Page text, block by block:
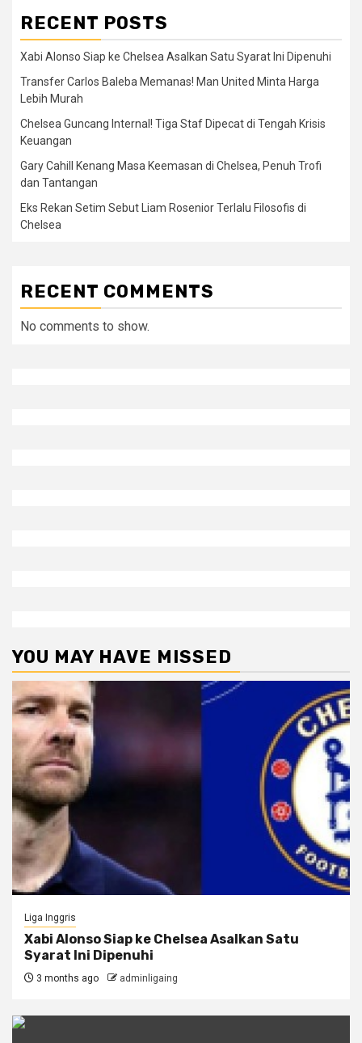
RECENT POSTS
Xabi Alonso Siap ke Chelsea Asalkan Satu Syarat Ini Dipenuhi
Transfer Carlos Baleba Memanas! Man United Minta Harga
Lebih Murah
Chelsea Guncang Internal! Tiga Staf Dipecat di Tengah Krisis
Keuangan
Gary Cahill Kenang Masa Keemasan di Chelsea, Penuh Trofi
dan Tantangan
Eks Rekan Setim Sebut Liam Rosenior Terlalu Filosofis di
Chelsea
RECENT COMMENTS
No comments to show.
YOU MAY HAVE MISSED
Liga Inggris
Xabi Alonso Siap ke Chelsea Asalkan Satu
Syarat Ini Dipenuhi
3 months ago adminligaing